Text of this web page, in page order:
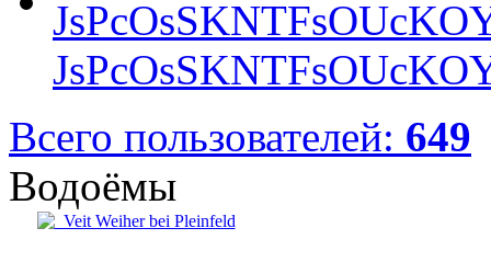
Всего пользователей: 649
Водоёмы
Veit Weiher bei Pleinfeld